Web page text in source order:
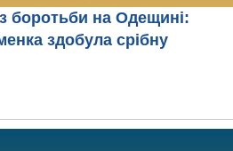
боротьби на Одещині:
здобула срібну